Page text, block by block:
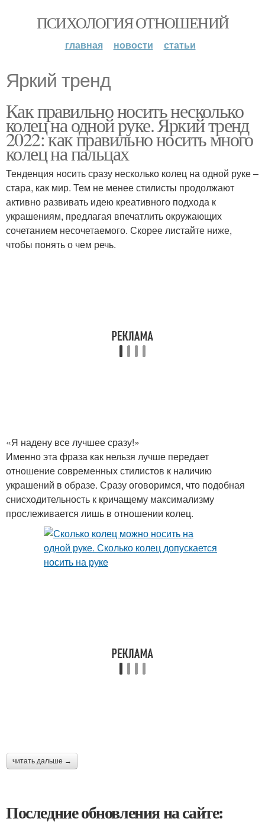
ПСИХОЛОГИЯ ОТНОШЕНИЙ
главная новости статьи
Яркий тренд
Как правильно носить несколько
колец на одной руке. Яркий тренд
2022: как правильно носить много
колец на пальцах
Тенденция носить сразу несколько колец на одной руке –
стара, как мир. Тем не менее стилисты продолжают
активно развивать идею креативного подхода к
украшениям, предлагая впечатлить окружающих
сочетанием несочетаемого. Скорее листайте ниже,
чтобы понять о чем речь.
«Я надену все лучшее сразу!»
Именно эта фраза как нельзя лучше передает
отношение современных стилистов к наличию
украшений в образе. Сразу оговоримся, что подобная
снисходительность к кричащему максимализму
прослеживается лишь в отношении колец.
читать дальше →
Последние обновления на сайте: